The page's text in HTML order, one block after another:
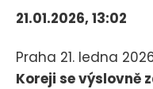
21.01.2026, 13:02
Praha 21. ledna
Koreji se výslovně